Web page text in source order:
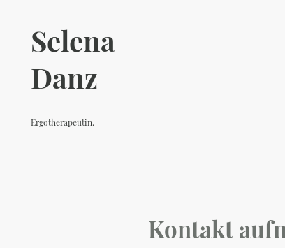
Selena
Danz
Ergotherapeutin.
Kontakt